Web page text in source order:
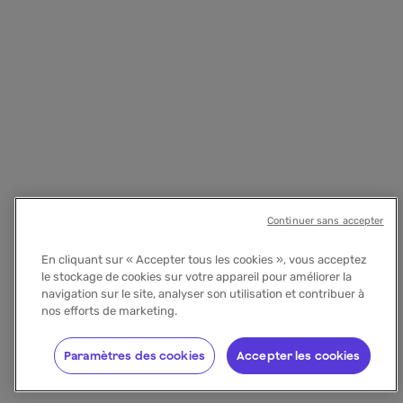
En cliquant sur « Accepter tous les cookies », vous acceptez
le stockage de cookies sur votre appareil pour améliorer la
navigation sur le site, analyser son utilisation et contribuer à
nos efforts de marketing.
Accepter les cookies
Paramètres des cookies
Continuer sans accepter